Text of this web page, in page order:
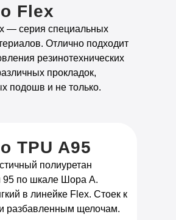
Flex
— серия специальных
Отлично подходит
резинотехнических
прокладок,
подошв и не только.
TPU A95
полиуретан
95 по шкале Шора А.
в линейке Flex. Стоек к
разбавленным щелочам.